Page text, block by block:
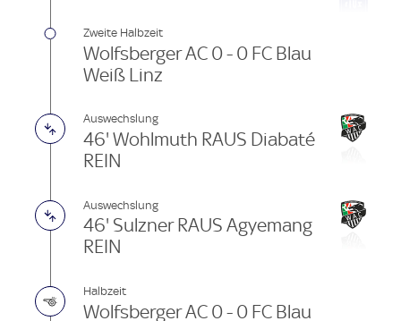
Zweite Halbzeit
Wolfsberger AC 0 - 0 FC Blau
Weiß Linz
Auswechslung
46' Wohlmuth RAUS Diabaté
REIN
Auswechslung
46' Sulzner RAUS Agyemang
REIN
Halbzeit
Wolfsberger AC 0 - 0 FC Blau